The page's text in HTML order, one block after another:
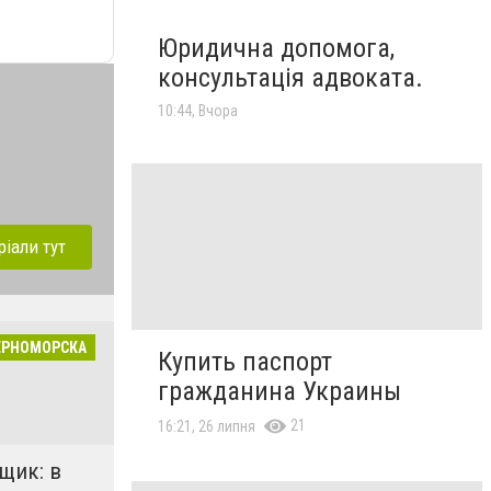
тут
в
Юридична допомога,
консультація адвоката.
10:44, Вчора
Купить паспорт
гражданина Украины
16:21, 26 липня 21